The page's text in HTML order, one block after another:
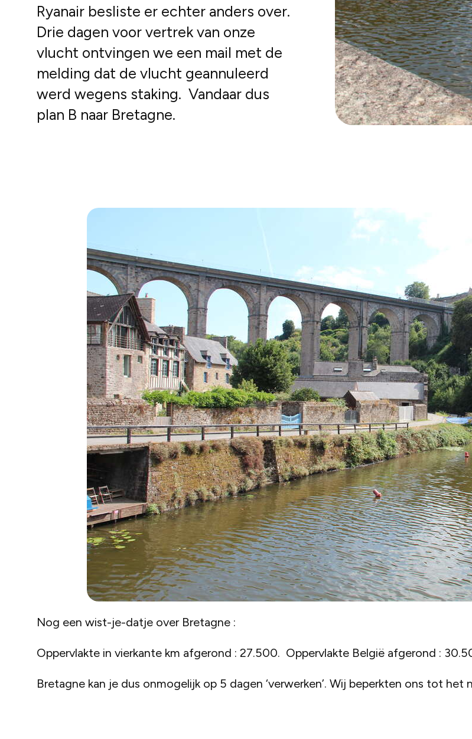
Ryanair besliste er echter anders over.
Drie dagen voor vertrek van onze
vlucht ontvingen we een mail met de
melding dat de vlucht geannuleerd
werd wegens staking. Vandaar dus
plan B naar Bretagne.
Nog een wist-je-datje over Bretagne :
Oppervlakte in vierkante km afgerond : 27.500. Oppervlakte België afgerond :
Bretagne kan je dus onmogelijk op 5 dagen ‘verwerken’. Wij beperkten ons tot